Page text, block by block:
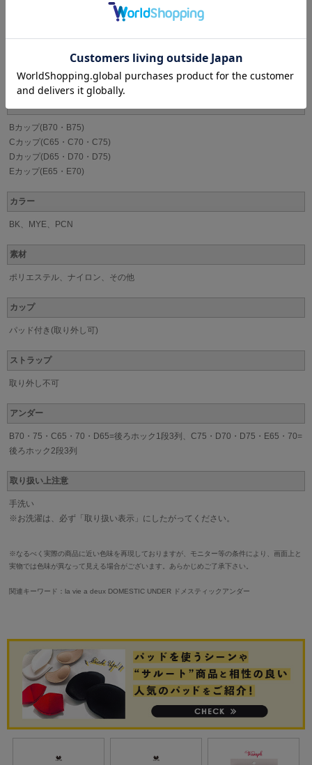
La vie a deux[ラヴィアドゥ]
Bカップ(B70・B75)
Cカップ(C65・C70・C75)
Dカップ(D65・D70・D75)
Eカップ(E65・E70)
カラー
BK、MYE、PCN
素材
ポリエステル、ナイロン、その他
カップ
パッド付き(取り外し可)
ストラップ
取り外し不可
アンダー
B70・75・C65・70・D65=後ろホック1段3列、C75・D70・D75・E65・70=
後ろホック2段3列
取り扱い上注意
手洗い
※お洗濯は、必ず「取り扱い表示」にしたがってください。
※なるべく実際の商品に近い色味を再現しておりますが、モニター等の条件により、画面上と
実物では色味が異なって見える場合がございます。あらかじめご了承下さい。
関連キーワード：la vie a deux DOMESTIC UNDER ドメスティックアンダー